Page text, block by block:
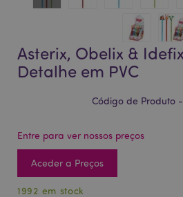
Asterix, Obelix &
Detalhe em PVC
Código de Produto -
Entre para ver nossos preços
Aceder a Preços
1992 em stock